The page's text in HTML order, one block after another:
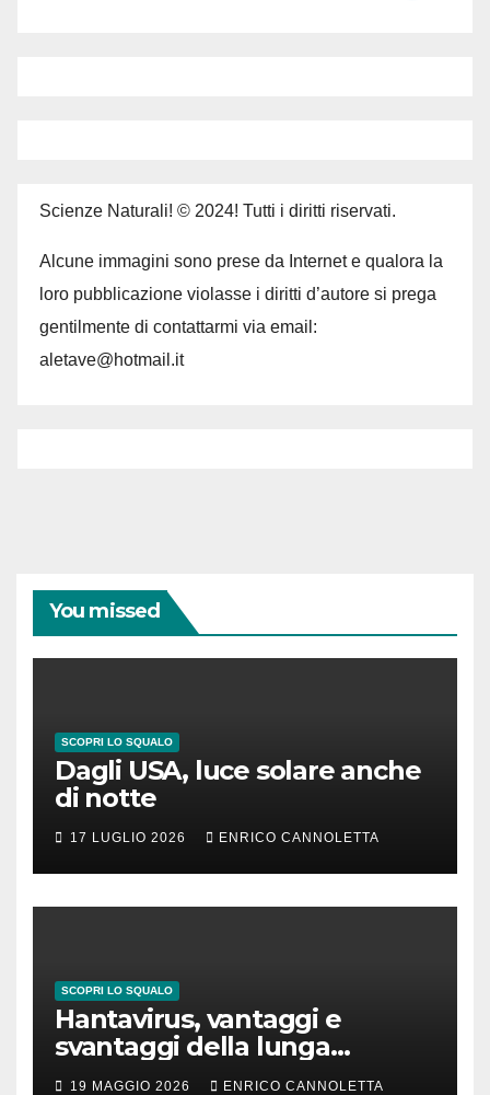
Scienze Naturali! © 2024! Tutti i diritti riservati.
Alcune immagini sono prese da Internet e qualora la
loro pubblicazione violasse i diritti d’autore si prega
gentilmente di contattarmi via email:
aletave@hotmail.it
You missed
SCOPRI LO SQUALO
Dagli USA, luce solare anche
di notte
17 LUGLIO 2026 ENRICO CANNOLETTA
SCOPRI LO SQUALO
Hantavirus, vantaggi e
svantaggi della lunga
incubazione
19 MAGGIO 2026 ENRICO CANNOLETTA